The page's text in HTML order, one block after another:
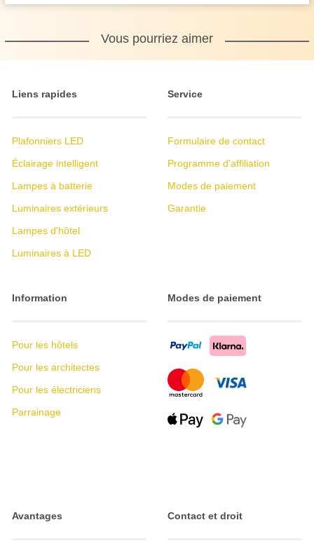
Vous pourriez aimer
Liens rapides
Plafonniers LED
Éclairage intelligent
Lampes à batterie
Luminaires extérieurs
Lampes d'hôtel
Luminaires à LED
Service
Formulaire de contact
Programme d'affiliation
Modes de paiement
Garantie
Information
Pour les hôtels
Pour les architectes
Pour les électriciens
Parrainage
Modes de paiement
Avantages Contact et droit